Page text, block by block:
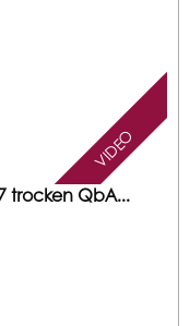
VIDEO
trocken QbA...